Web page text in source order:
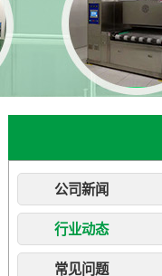
公司新闻
行业动态
常见问题